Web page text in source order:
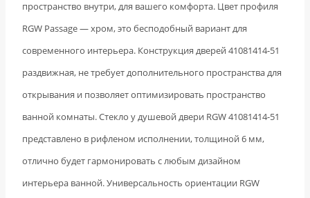
пространство внутри, для вашего комфорта. Цвет профиля
RGW Passage — хром, это бесподобный вариант для
современного интерьера. Конструкция дверей 41081414-51
раздвижная, не требует дополнительного пространства для
открывания и позволяет оптимизировать пространство
ванной комнаты. Стекло у душевой двери RGW 41081414-51
представлено в рифленом исполнении, толщиной 6 мм,
отлично будет гармонировать с любым дизайном
интерьера ванной. Универсальность ориентации RGW